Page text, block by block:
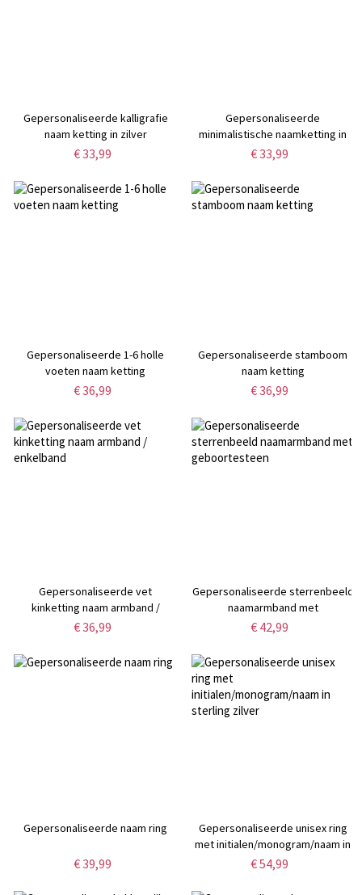
Gepersonaliseerde kalligrafie
naam ketting in zilver
€ 33,99
Gepersonaliseerde
minimalistische naamketting in
zilver
€ 33,99
Gepersonaliseerde 1-6 holle
voeten naam ketting
€ 36,99
Gepersonaliseerde stamboom
naam ketting
€ 36,99
Gepersonaliseerde vet
kinketting naam armband /
enkelband
€ 36,99
Gepersonaliseerde sterrenbeeld
naamarmband met
geboortesteen
€ 42,99
Gepersonaliseerde naam ring
€ 39,99
Gepersonaliseerde unisex ring
met initialen/monogram/naam in
sterling zilver
€ 54,99